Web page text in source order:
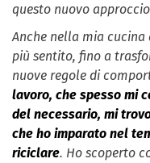
questo nuovo
Anche nella mia
più sentito, fino a
nuove regole di
lavoro, che spesso mi
del necessario, mi
che ho imparato nel
riciclare. Ho scoperto